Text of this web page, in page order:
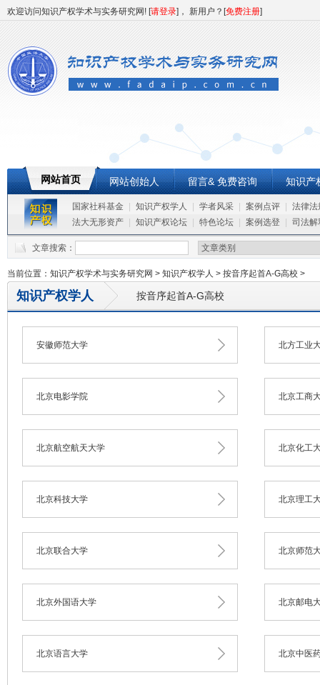
欢迎访问知识产权学术与实务研究网! [请登录]， 新用户？[免费注册]
网站首页 网站创始人 留言& 免费咨询 知识产
国家社科基金 知识产权学人 学者风采 案例点评
法律法
法大无形资产
知识产权论坛 特色论坛 案例选登 司法解
文章搜索：
当前位置： 知识产权学术与实务研究网 > 知识产权学人 > 按音序起首A-G高校 >
知识产权学人 按音序起首A-G高校
安徽师范大学 北方工业
北京电影学院 北京工商
北京航空航天大学 北京化工
北京科技大学 北京理工
北京联合大学 北京师范
北京外国语大学 北京邮电
北京语言大学 北京中医